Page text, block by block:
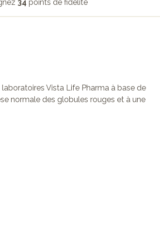
34 points de fidélité
Vista Life Pharma à base de
normale des globules rouges et à une